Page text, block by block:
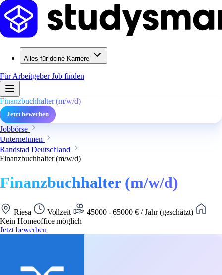
Alles für deine Karriere
Für ArbeitgeberJob finden
Finanzbuchhalter (m/w/d)
Jetzt bewerben
Jobbörse
Unternehmen
Randstad Deutschland
Finanzbuchhalter (m/w/d)
Finanzbuchhalter (m/w/d)
Riesa Vollzeit
45000 - 65000 € / Jahr (geschätzt)
Kein Homeoffice möglich
Jetzt bewerben